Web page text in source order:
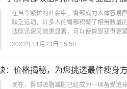
在当今繁忙的社会中，臀部成为人体容易
缺乏运动，许多人的臀部积聚了相当数量
法既迅速又效果显著，可以使臀部变得更
2023年11月23日 15:50
：价格揭秘，为您挑选最佳瘦身
现在，臀部吸脂减肥已经成为一项备受追